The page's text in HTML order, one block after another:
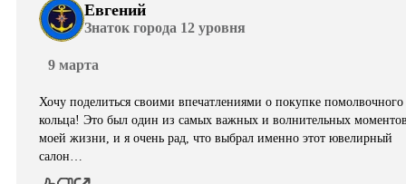
Евгений
Знаток города 12 уровня
9 марта
Хочу поделиться своими впечатлениями о покупке помолвочного
кольца! Это был один из самых важных и волнительных
моей жизни, и я очень рад, что выбрал именно этот ювелирный
салон…